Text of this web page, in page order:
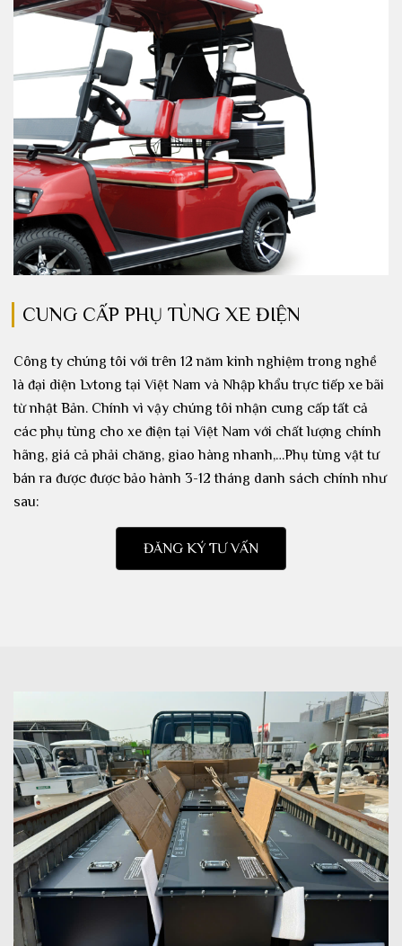
CUNG CẤP PHỤ TÙNG XE ĐIỆN
Công ty chúng tôi với trên 12 năm kinh nghiệm trong nghề
là đại diện Lvtong tại Việt Nam và Nhập khẩu trực tiếp xe bãi
từ nhật Bản. Chính vì vậy chúng tôi nhận cung cấp tất cả
các phụ tùng cho xe điện tại Việt Nam với chất lượng chính
hãng, giá cả phải chăng, giao hàng nhanh,…Phụ tùng vật tư
bán ra được được bảo hành 3-12 tháng danh sách chính như
sau:
ĐĂNG KÝ TƯ VẤN